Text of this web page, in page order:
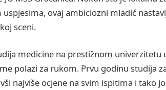
ovaj ambiciozni mladić
sceni.
medicine na prestižnom univerzitetu
polazi za rukom. Prvu godinu studija
najviše ocjene na svim ispitima i tako